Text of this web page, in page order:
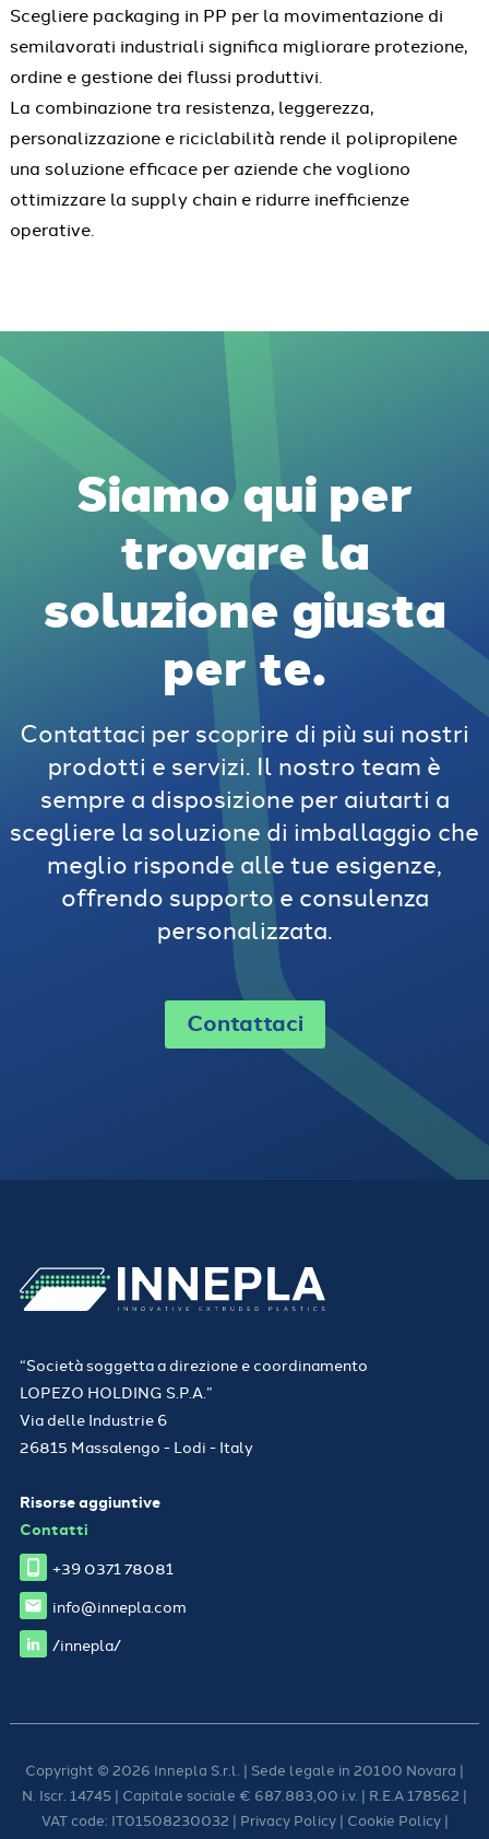
Scegliere packaging in PP per la movimentazione di
semilavorati industriali significa migliorare protezione,
ordine e gestione dei flussi produttivi.
La combinazione tra resistenza, leggerezza,
personalizzazione e riciclabilità rende il polipropilene
una soluzione efficace per aziende che vogliono
ottimizzare la supply chain e ridurre inefficienze
operative.
Siamo qui per
trovare la
soluzione giusta
per te.
Contattaci per scoprire di più sui nostri
prodotti e servizi. Il nostro team è
sempre a disposizione per aiutarti a
scegliere la soluzione di imballaggio che
meglio risponde alle tue esigenze,
offrendo supporto e consulenza
personalizzata.
Contattaci
“Società soggetta a direzione e coordinamento
LOPEZO HOLDING S.P.A.”
Via delle Industrie 6
26815 Massalengo - Lodi - Italy
Risorse aggiuntive
Contatti
+39 0371 78081
info@innepla.com
/innepla/
Copyright © 2026 Innepla S.r.l. | Sede legale in 20100 Novara |
N. Iscr. 14745 | Capitale sociale € 687.883,00 i.v. | R.E.A 178562 |
VAT code: IT01508230032 | Privacy Policy| Cookie Policy|